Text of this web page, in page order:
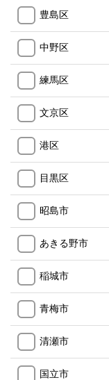
豊島区
中野区
練馬区
文京区
港区
目黒区
昭島市
あきる野市
稲城市
青梅市
清瀬市
国立市